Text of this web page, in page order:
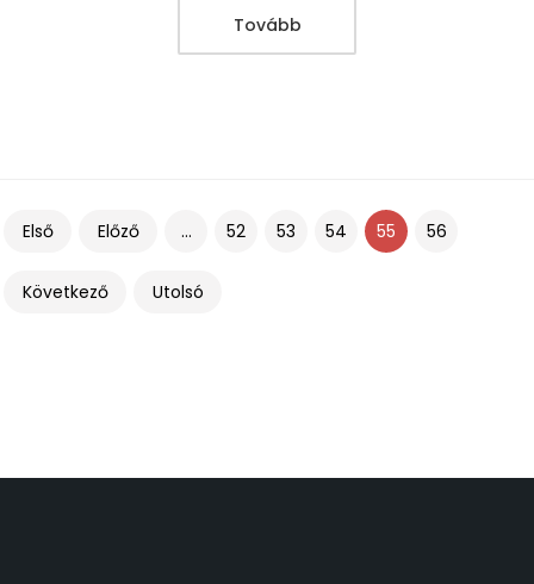
Tovább
Első Előző ... 52 53 54 55 56
Következő Utolsó